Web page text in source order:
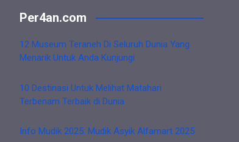
Per4an.com
12 Museum Teraneh Di Seluruh Dunia Yang
Menarik Untuk Anda Kunjungi
10 Destinasi Untuk Melihat Matahari
Terbenam Terbaik di Dunia
Info Mudik 2025: Mudik Asyik Alfamart 2025